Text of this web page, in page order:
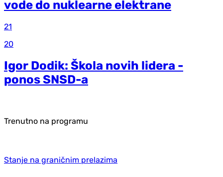
vode do nuklearne elektrane
21
20
Igor Dodik: Škola novih lidera -
ponos SNSD-a
Trenutno na programu
Stanje na graničnim prelazima